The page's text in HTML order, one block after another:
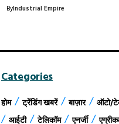
ByIndustrial Empire
Categories
होम ट्रेंडिंग खबरें बाज़ार ऑटो/
आईटी
टेलिकॉम एनर्जी